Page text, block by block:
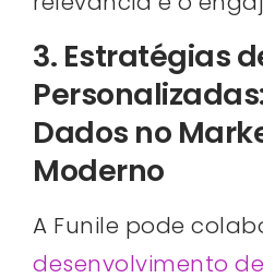
3. Estratégias
Dados no
Moderno
A Funile pode
desenvolvimento